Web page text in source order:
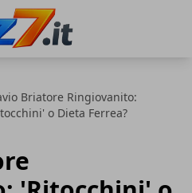
Briatore Ringiovanito:
o Dieta Ferrea?